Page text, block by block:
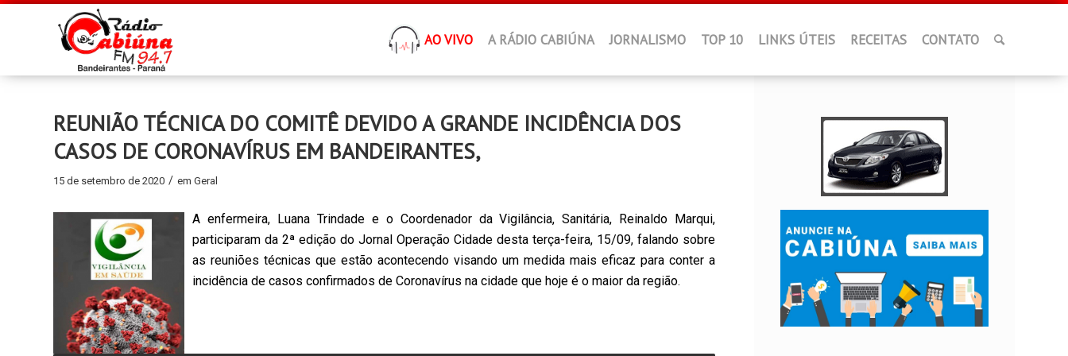
AO VIVO A RÁDIO CABIÚNA JORNALISMO TOP 10 LINKS ÚTEIS RECEITAS CONTATO
REUNIÃO TÉCNICA DO COMITÊ DEVIDO A GRANDE INCIDÊNCIA DOS
CASOS DE CORONAVÍRUS EM BANDEIRANTES,
15 de setembro de 2020 / em Geral
A enfermeira, Luana Trindade e o Coordenador da Vigilância, Sanitária, Reinaldo Marqui,
participaram da 2ª edição do Jornal Operação Cidade desta terça-feira, 15/09, falando sobre
as reuniões técnicas que estão acontecendo visando um medida mais eficaz para conter a
incidência de casos confirmados de Coronavírus na cidade que hoje é o maior da região.